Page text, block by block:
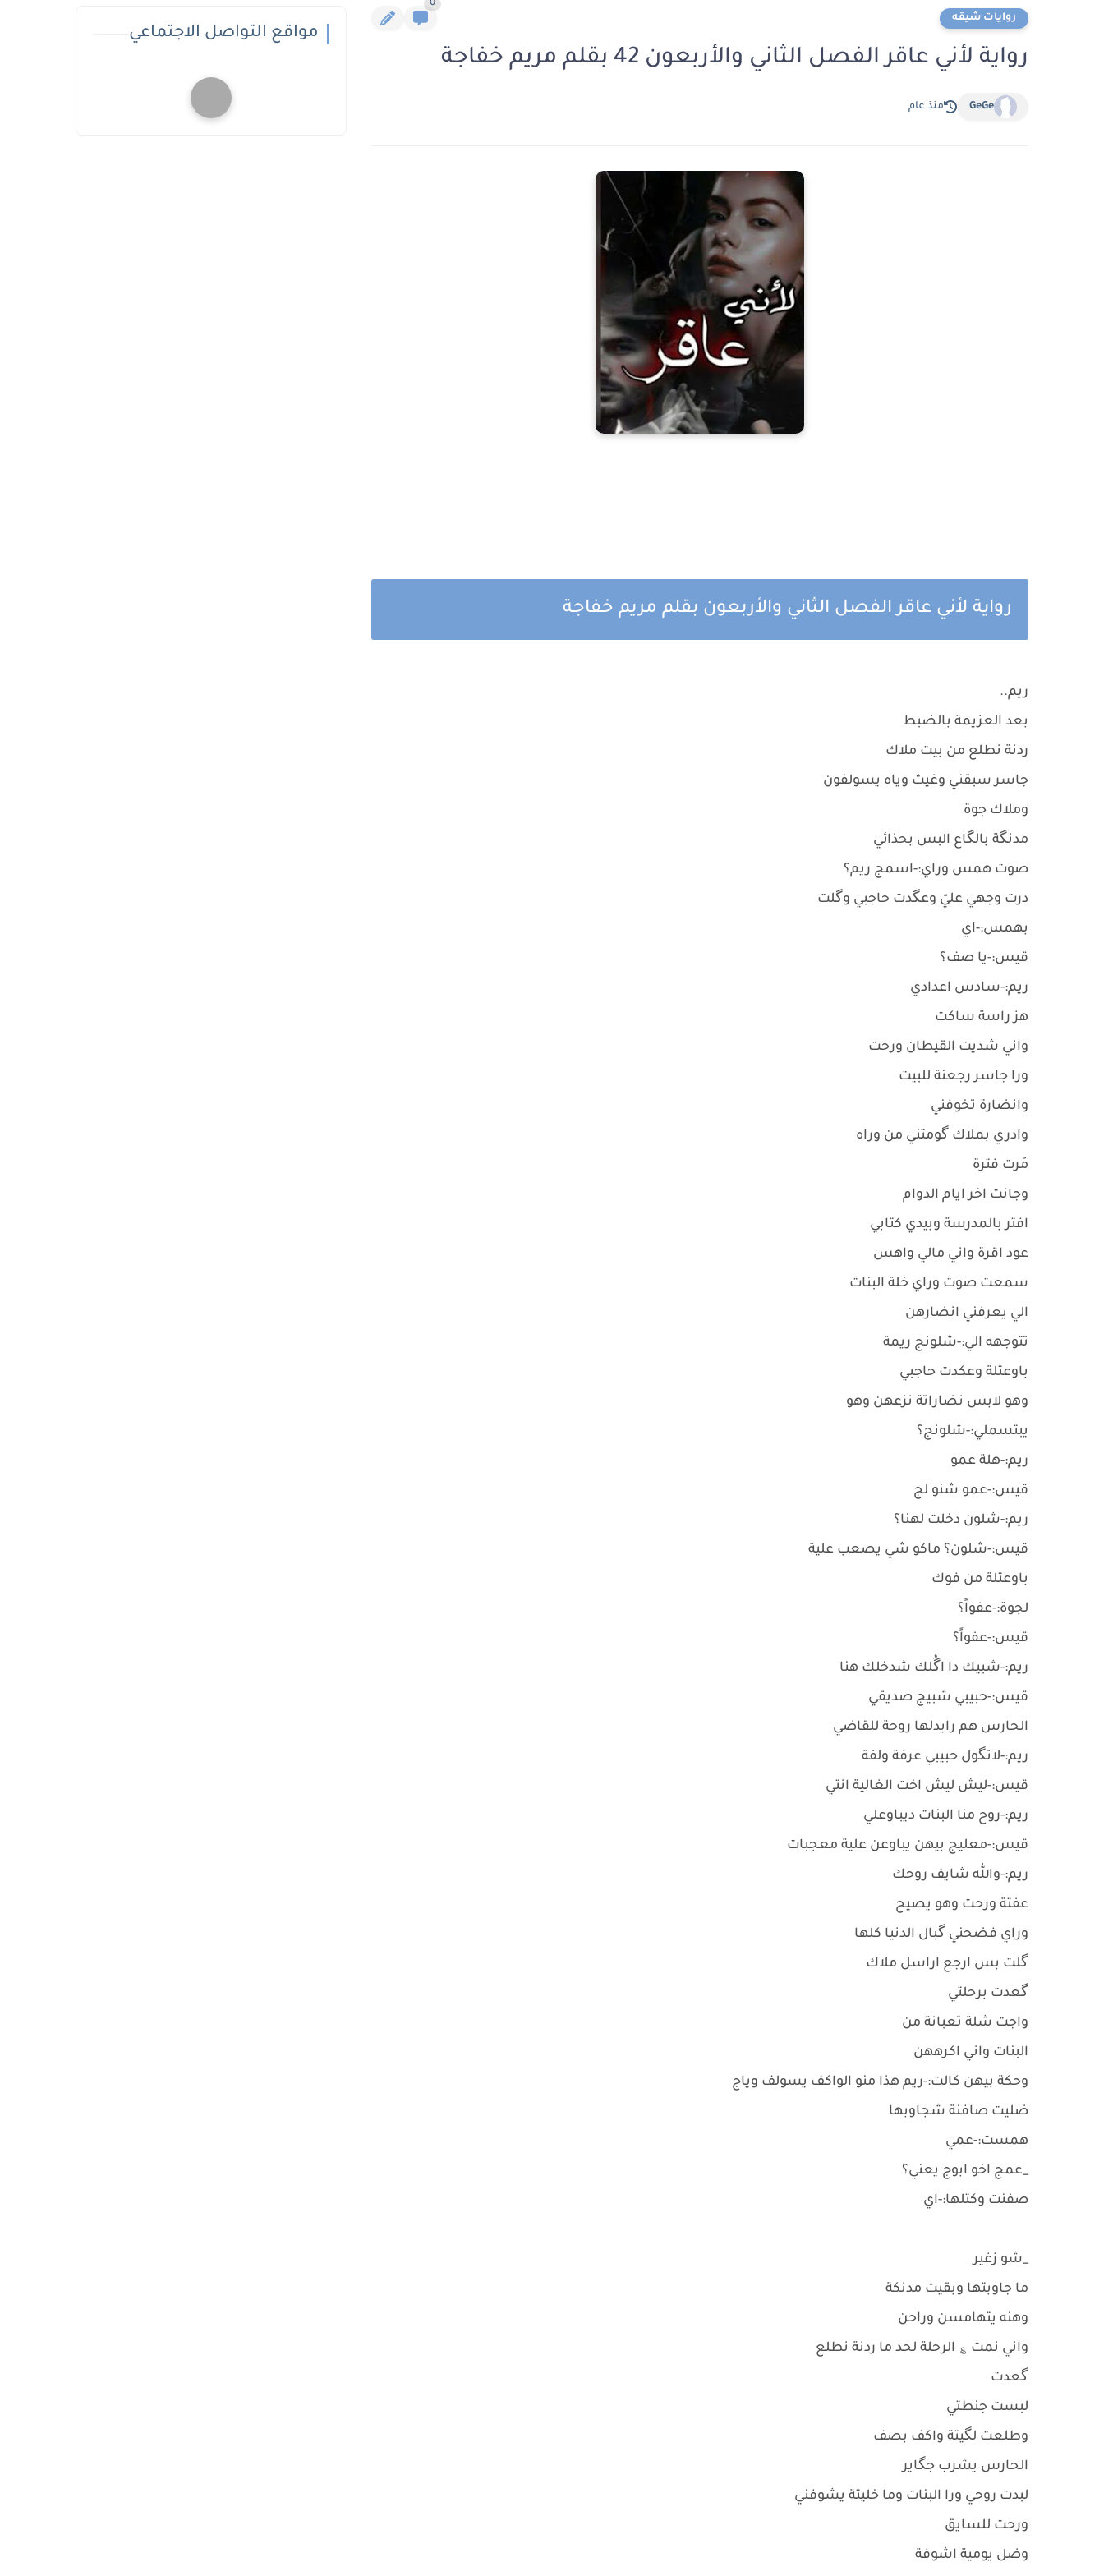
روايات شيقه
0
رواية لأني عاقر الفصل الثاني والأربعون 42 بقلم مريم خفاجة
GeGe منذ عام
رواية لأني عاقر الفصل الثاني والأربعون بقلم مريم خفاجة
ريم..
بعد العزيمة بالضبط
ردنة نطلع من بيت ملاك
جاسر سبقني وغيث وياه يسولفون
وملاك جوة
مدنگة بالگاع البس بحذائي
صوت همس وراي:-اسمج ريم؟
درت وجهي عليّ وعگدت حاجبي وگلت
بهمس:-اي
قيس:-يا صف؟
ريم:-سادس اعدادي
هز راسة ساكت
واني شديت القيطان ورحت
ورا جاسر رجعنة للبيت
وانضارة تخوفني
وادري بملاك گومتني من وراه
مَرت فترة
وجانت اخر ايام الدوام
افتر بالمدرسة وبيدي كتابي
عود اقرة واني مالي واهس
سمعت صوت وراي خلة البنات
الي يعرفني انضارهن
تتوجهه الي:-شلونج ريمة
باوعتلة وعكدت حاجبي
وهو لابس نضاراتة نزعهن وهو
يبتسملي:-شلونج؟
ريم:-هلة عمو
قيس:-عمو شنو لج
ريم:-شلون دخلت لهنا؟
قيس:-شلون؟ ماكو شي يصعب علية
باوعتلة من فوك
لجوة:-عفواً؟
قيس:-عفواً؟
ريم:-شبيك دا اگُلك شدخلك هنا
قيس:-حبيبي شبيج صديقي
الحارس هم رايدلها روحة للقاضي
ريم:-لاتگول حبيبي عرفة ولفة
قيس:-ليش ليش اخت الغالية انتي
ريم:-روح منا البنات ديباوعلي
قيس:-معليج بيهن يباوعن علية معجبات
ريم:-والله شايف روحك
عفتة ورحت وهو يصيح
وراي فضحني گبال الدنيا كلها
گلت بس ارجع اراسل ملاك
گعدت برحلتي
واجت شلة تعبانة من
البنات واني اكرههن
وحكة بيهن كالت:-ريم هذا منو الواكف يسولف وياج
ضليت صافنة شجاوبها
همست:-عمي
_عمج اخو ابوج يعني؟
صفنت وكتلها:-اي
_شو زغير
ما جاوبتها وبقيت مدنكة
وهنه يتهامسن وراحن
واني نمت ؏ الرحلة لحد ما ردنة نطلع
گعدت
لبست جنطتي
وطلعت لگيتة واكف بصف
الحارس يشرب جگاير
لبدت روحي ورا البنات وما خليتة يشوفني
ورحت للسايق
وضل يومية اشوفة
مواقع التواصل الاجتماعي